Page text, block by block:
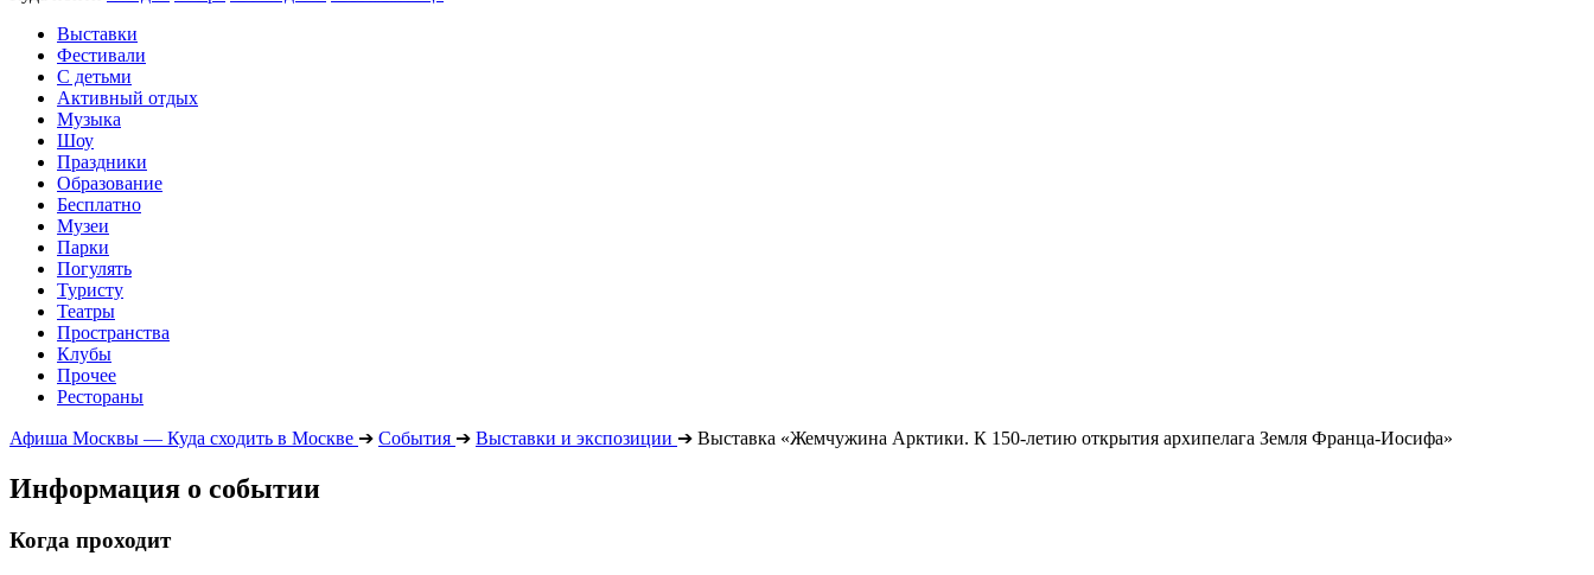
Выставки
Фестивали
С детьми
Активный отдых
Музыка
Шоу
Праздники
Образование
Бесплатно
Музеи
Парки
Погулять
Туристу
Театры
Пространства
Клубы
Прочее
Рестораны
Афиша Москвы — Куда сходить в Москве ➔ События ➔ Выставки и экспозиции ➔ Выставка «Жемчужина Арктики. К 150-летию открытия архипелага Земля Франца-Иосифа»
Информация о событии
Когда проходит